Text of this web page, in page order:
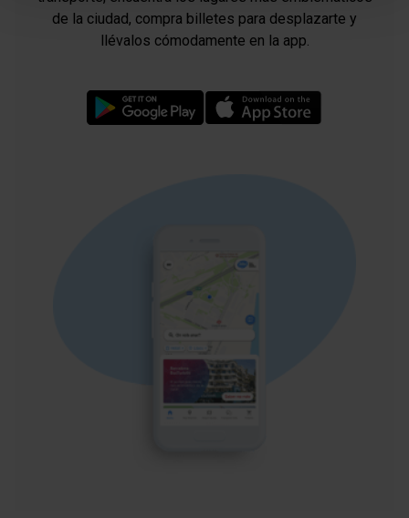
solo las cookies de la tipología que hayas seleccionado
previamente. Te sugerimos que selecciones las cookies
experiencia de usuario.
Las cookies necesarias son imprescindibles para el
la opción “Gestor de cookies”, que encontrarás en el
de la ciudad, compra billetes para desplazarte y
llévalos cómodamente en la app.